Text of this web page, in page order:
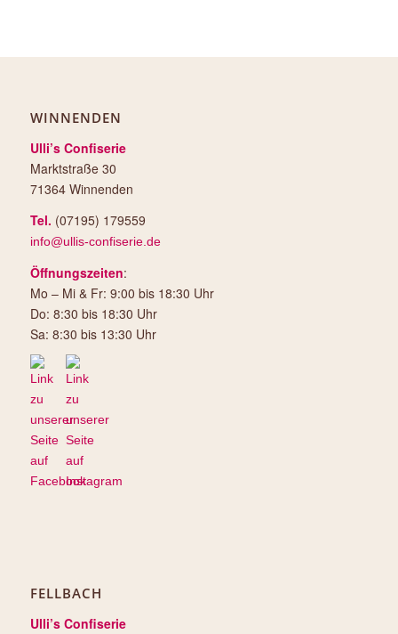
WINNENDEN
Ulli’s Confiserie
Marktstraße 30
71364 Winnenden
Tel. (07195) 179559
info@ullis-confiserie.de
Öffnungszeiten:
Mo – Mi & Fr: 9:00 bis 18:30 Uhr
Do: 8:30 bis 18:30 Uhr
Sa: 8:30 bis 13:30 Uhr
FELLBACH
Ulli’s Confiserie